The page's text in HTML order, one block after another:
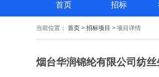
首页 招标
当前位置： 首页 > 招标项目 > 项目详情
烟台华润锦纶有限公司纺